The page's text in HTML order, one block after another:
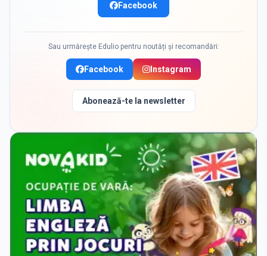
Facebook
Sau urmărește Edulio pentru noutăți și recomandări:
Facebook Instagram
Abonează-te la newsletter